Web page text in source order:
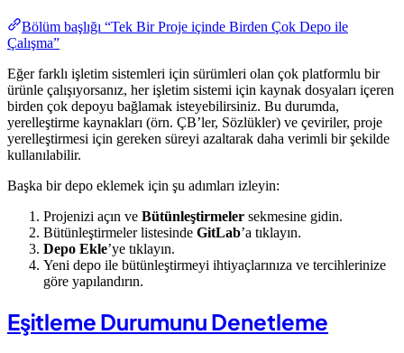
Bölüm başlığı “Tek Bir Proje içinde Birden Çok Depo ile
Çalışma”
Eğer farklı işletim sistemleri için sürümleri olan çok platformlu bir
ürünle çalışıyorsanız, her işletim sistemi için kaynak dosyaları içeren
birden çok depoyu bağlamak isteyebilirsiniz. Bu durumda,
yerelleştirme kaynakları (örn. ÇB’ler, Sözlükler) ve çeviriler, proje
yerelleştirmesi için gereken süreyi azaltarak daha verimli bir şekilde
kullanılabilir.
Başka bir depo eklemek için şu adımları izleyin:
Projenizi açın ve Bütünleştirmeler sekmesine gidin.
Bütünleştirmeler listesinde GitLab’a tıklayın.
Depo Ekle’ye tıklayın.
Yeni depo ile bütünleştirmeyi ihtiyaçlarınıza ve tercihlerinize
göre yapılandırın.
Eşitleme Durumunu Denetleme